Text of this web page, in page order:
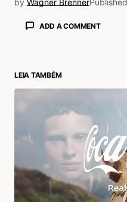
ADD A COMMENT
LEIA TAMBÉM